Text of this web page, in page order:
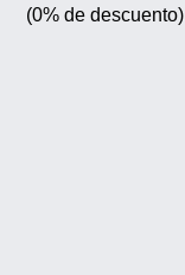
(0% de descuento)